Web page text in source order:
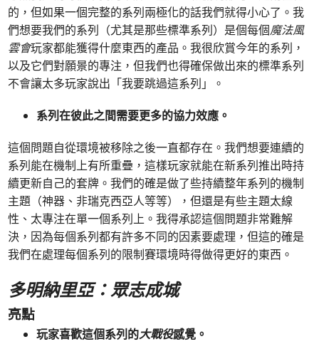
的，但如果一個完整的系列兩極化的話我們就得小心了。我
們想要我們的系列（尤其是那些標準系列）是個每個魔法風
雲會玩家都能獲得什麼東西的產品。我很欣賞今年的系列，
以及它們對願景的專注，但我們也得確保做出來的標準系列
不會讓太多玩家說出「我要跳過這系列」。
系列在彼此之間需要更多的協力效應。
這個問題自從環境被移除之後一直都存在。我們想要連續的
系列能在機制上有所重疊，這樣玩家就能在新系列推出時持
續更新自己的套牌。我們的確是做了些持續整年系列的機制
主題（神器、非瑞克西亞人等等），但還是有些主題太線
性、太專注在單一個系列上。我得承認這個問題非常難解
決，因為每個系列都有許多不同的因素要處理，但這的確是
我們在處理每個系列的限制賽環境時得做得更好的東西。
多明納里亞：眾志成城
亮點
玩家喜歡這個系列的大戰役感覺。